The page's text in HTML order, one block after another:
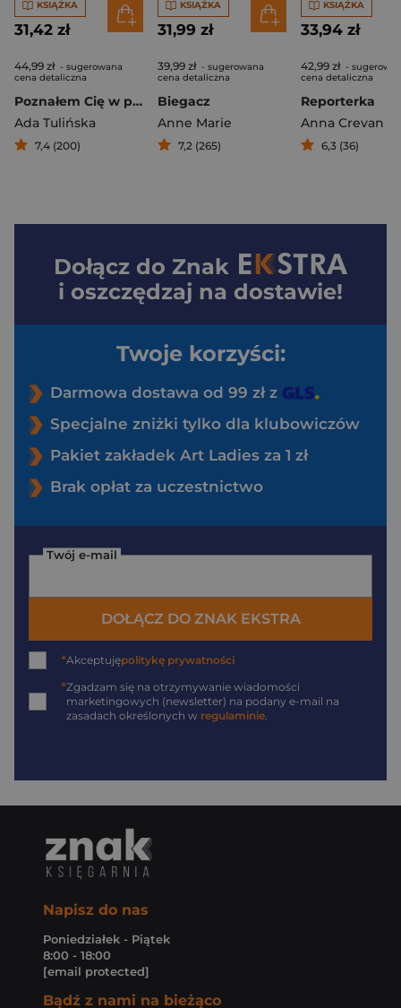
KSIĄŻKA
31,42 zł
44,99 zł - sugerowana
cena detaliczna
Poznałem Cię w piekle
Ada Tulińska
7,4 (200)
KSIĄŻKA
31,99 zł
39,99 zł - sugerowana
cena detaliczna
Biegacz
Anne Marie
7,2 (265)
KSIĄŻKA
33,94 zł
42,99 zł -
cena detaliczna
Reporterka
Anna Crevan
6,3 (36)
Dołącz do Znak
i oszczędzaj na dostawie!
Twoje korzyści:
Darmowa dostawa od 99 zł z
Specjalne zniżki tylko dla klubowiczów
Pakiet zakładek Art Ladies za 1 zł
Brak opłat za uczestnictwo
Twój e-mail
DOŁĄCZ DO ZNAK EKSTRA
*Akceptujępolitykę prywatności
*Zgadzam się na otrzymywanie wiadomości
marketingowych (newsletter) na podany e-mail na
zasadach określonych w regulaminie
Napisz do nas
Poniedziałek - Piątek
8:00 - 18:00
[email protected]
Bądź z nami na bieżąco